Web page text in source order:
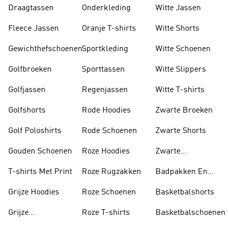
Draagtassen
Fleece Jassen
Gewichthefschoenen
Golfbroeken
Golfjassen
Golfshorts
Golf Poloshirts
Gouden Schoenen
T-shirts Met Print
Grijze Hoodies
Grijze
Onderkleding
Oranje T-shirts
Sportkleding
Sporttassen
Regenjassen
Rode Hoodies
Rode Schoenen
Roze Hoodies
Roze Rugzakken
Roze Schoenen
Roze T-shirts
Witte Jassen
Witte Shorts
Witte Schoenen
Witte Slippers
Witte T-shirts
Zwarte Broeken
Zwarte Shorts
Zwarte
Badpakken En
Basketbalshorts
Basketbalschoenen